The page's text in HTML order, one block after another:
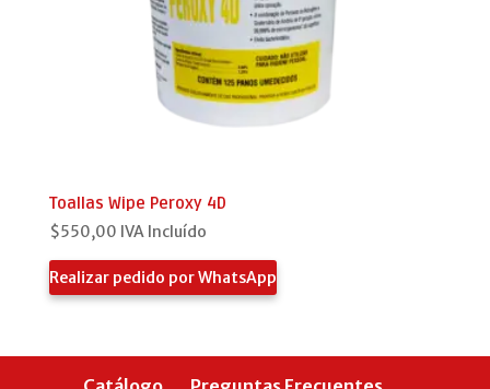
Toallas Wipe Peroxy 4D
$550,00 IVA Incluído
Realizar pedido por WhatsApp